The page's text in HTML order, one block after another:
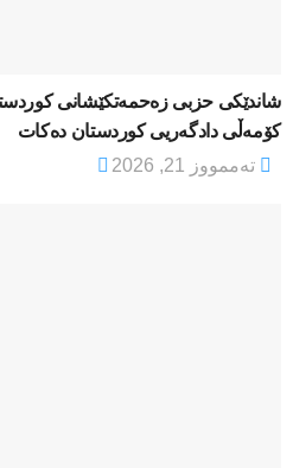
شاندێکی حزبی زەحمەتکێشانی
کۆمەڵی دادگەریی کوردستان دەکات
تەممووز 21, 2026